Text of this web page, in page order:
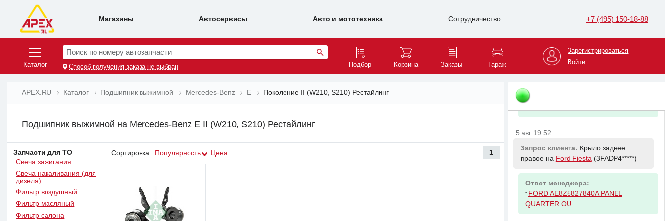
Магазины Автосервисы Авто и мототехника Сотрудничество +7 (495) 150-18-88
Каталог
Поиск по номеру автозапчасти
Способ получения заказа не выбран Подбор Корзина Заказы Гараж
Зарегистрироваться
Войти
APEX.RU Каталог Подшипник выжимной Mercedes-Benz E Поколение II (W210, S210) Рестайлинг
Подшипник выжимной на Mercedes-Benz E II (W210, S210) Рестайлинг
Запчасти для ТО
Свеча зажигания
Свеча накаливания (для
дизеля)
Фильтр воздушный
Фильтр масляный
Фильтр салона
Сортировка: Популярность Цена 1
Запрос клиента:Бампер задний на
Ford Fiesta(3FADP4*****)
Ответ менеджера:
-FORD D2BZ17906AA BUMBER
5 авг 19:52
Запрос клиента: Крыло заднее
правое на Ford Fiesta (3FADP4*****)
Ответ менеджера:
- FORD AE8Z5827840A PANEL
QUARTER OU